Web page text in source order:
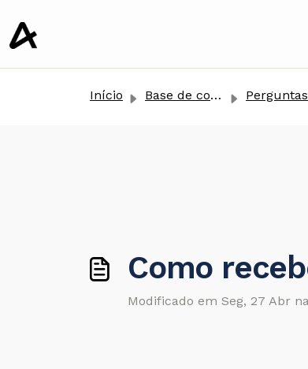
Início Base de conhecimento Perguntas Frequentes
Como
Modificado em Seg, 27 Abr